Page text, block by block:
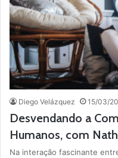
Diego Velázquez 15/03/
Desvendando a
Humanos, com
Na interação fascinante